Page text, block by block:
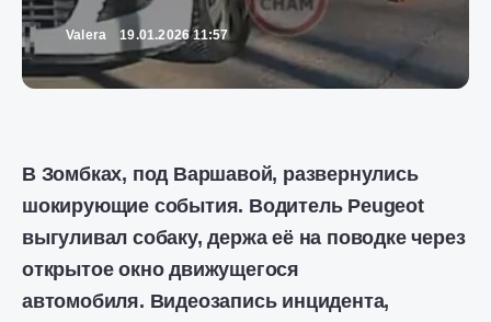
Valera 19.01.2026 11:57
В Зомбках, под Варшавой, развернулись
шокирующие события. Водитель Peugeot
выгуливал собаку, держа её на поводке через
открытое окно движущегося
автомобиля. Видеозапись инцидента,